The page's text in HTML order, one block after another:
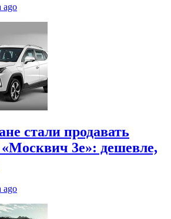
ago
стали продавать
3e»: дешевле,
ago